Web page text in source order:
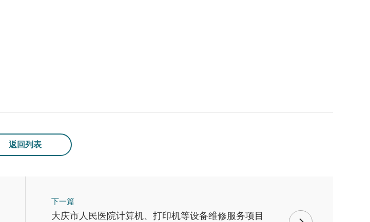
返回列表
下一篇
大庆市人民医院计算机、打印机等设备维修服务项目